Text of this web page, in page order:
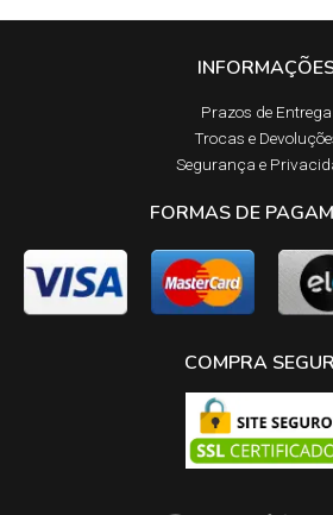
Prazos de Entrega​
Trocas e
Segurança e
FORMAS DE
COMPRA